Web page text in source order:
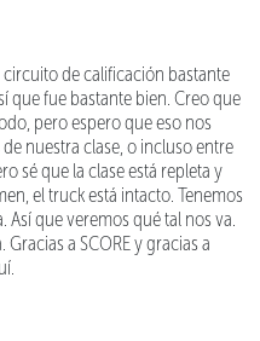
de calificación bastante
que fue bastante bien. Creo que
pero espero que eso nos
nuestra clase, o incluso entre
sé que la clase está repleta y
el truck está intacto. Tenemos
que veremos qué tal nos va.
a SCORE y gracias a